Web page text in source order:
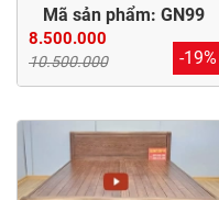
Dự
Liên
Mã sản phẩm: GN99
8.500.000
10.500.000 -19%